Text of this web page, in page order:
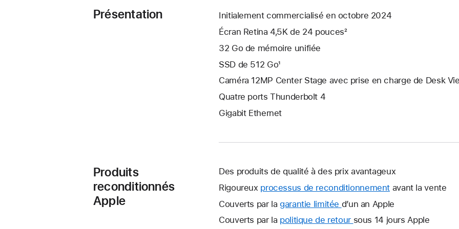
Présentation
Initialement commercialisé en octobre 2024
Écran Retina 4,5K de 24 pouces²
32 Go de mémoire unifiée
SSD de 512 Go¹
Caméra 12MP Center Stage avec prise en charge de Desk
Quatre ports Thunderbolt 4
Gigabit Ethernet
Produits
reconditionnés
Apple
Des produits de qualité à des prix avantageux
Rigoureux processus de reconditionnement avant la vente
Couverts par la garantie limitée Une
nouvelle
d’un an Apple
Couverts par la politique de retour Une
sous 14 jours Apple